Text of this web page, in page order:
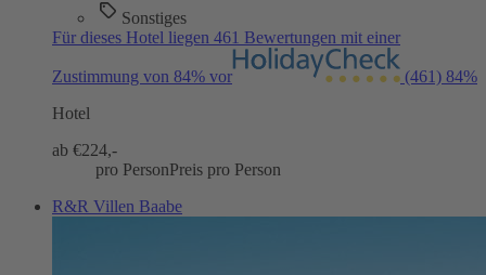
Sonstiges
Für dieses Hotel liegen 461 Bewertungen mit einer
Zustimmung von 84% vor (461) 84%
Hotel
ab €224,-
pro PersonPreis pro Person
R&R Villen Baabe